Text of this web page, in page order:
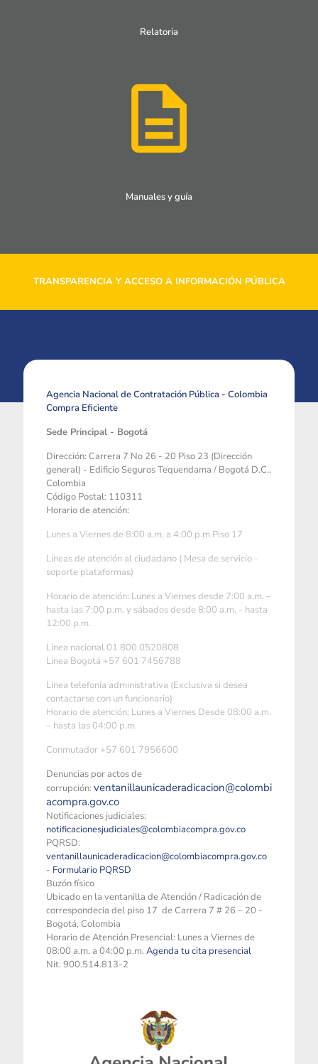
Relatoria
Manuales y guía
TRANSPARENCIA Y ACCESO A INFORMACIÓN PÚBLICA
Agencia Nacional de Contratación Pública - Colombia
Compra Eficiente
Sede Principal - Bogotá
Dirección: Carrera 7 No 26 - 20 Piso 23 (Dirección
general) - Edificio Seguros Tequendama / Bogotá D.C.,
Colombia
Código Postal: 110311
Horario de atención:
Lunes a Viernes de 8:00 a.m. a 4:00 p.m Piso 17
Líneas de atención al ciudadano ( Mesa de servicio -
soporte plataformas)
Horario de atención: Lunes a Viernes desde 7:00 a.m. –
hasta las 7:00 p.m. y sábados desde 8:00 a.m. - hasta
12:00 p.m.
Linea nacional 01 800 0520808
Linea Bogotá +57 601 7456788
Linea telefonía administrativa (Exclusiva si desea
contactarse con un funcionario)
Horario de atención: Lunes a Viernes Desde 08:00 a.m.
– hasta las 04:00 p.m.
Conmutador +57 601 7956600
Denuncias por actos de
corrupción: ventanillaunicaderadicacion@colombi
acompra.gov.co
Notificaciones judiciales:
notificacionesjudiciales@colombiacompra.gov.co
PQRSD:
ventanillaunicaderadicacion@colombiacompra.gov.co
- Formulario PQRSD
Buzón físico
Ubicado en la ventanilla de Atención / Radicación de
correspondecia del piso 17 de Carrera 7 # 26 – 20 -
Bogotá, Colombia
Horario de Atención Presencial: Lunes a Viernes de
08:00 a.m. a 04:00 p.m. Agenda tu cita presencial
Nit. 900.514.813-2